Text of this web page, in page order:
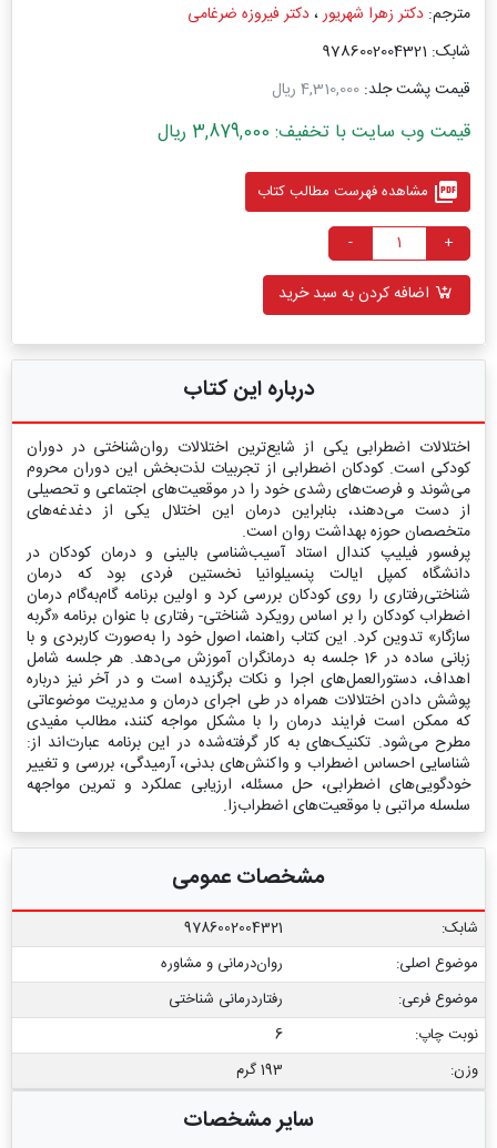
مترجم: دکتر زهرا شهریور،دکتر فیروزه ضرغامی
شابک: 9786002004321
قیمت پشت جلد: 4,310,000 ریال
قیمت وب سایت با تخفیف: 3,879,000 ریال
picture_as_pdf مشاهده فهرست مطالب کتاب
+
-
اضافه کردن به سبد خرید
درباره این کتاب
اختلالات اضطرابی یکی از شایع‌ترین اختلالات روان‌شناختی در دوران
کودکی است. کودکان اضطرابی از تجربیات لذت‌بخش این دوران محروم
می‌شوند و فرصت‌های رشدی خود را در موقعیت‌های اجتماعی و تحصیلی
از دست می‌دهند، بنابراین درمان این اختلال یکی از دغدغه‌های
متخصصان حوزه بهداشت روان است.
پرفسور فیلیپ کندال استاد آسیب‌شناسی بالینی و درمان کودکان در
دانشگاه کمپل ایالت پنسیلوانیا نخستین فردی بود که درمان
شناختی‌رفتاری را روی کودکان بررسی کرد و اولین برنامه گام‌به‌گام درمان
اضطراب کودکان را بر اساس رویکرد شناختی- رفتاری با عنوان برنامه «گربه
سازگار» تدوین کرد. این کتاب راهنما، اصول خود را به‌صورت کاربردی و با
زبانی ساده در 16 جلسه به درمانگران آموزش می‌دهد. هر جلسه شامل
اهداف، دستورالعمل‌های اجرا و نکات برگزیده است و در آخر نیز درباره
پوشش دادن اختلالات همراه در طی اجرای درمان و مدیریت موضوعاتی
که ممکن است فرایند درمان را با مشکل مواجه کنند، مطالب مفیدی
مطرح می‌شود. تکنیک‌های به کار گرفته‌شده در این برنامه عبارت‌اند از:
شناسایی احساس اضطراب و واکنش‌های بدنی، آرمیدگی، بررسی و تغییر
خودگویی‌های اضطرابی، حل مسئله، ارزیابی عملکرد و تمرین مواجهه
سلسله مراتبی با موقعیت‌های اضطراب‌زا.
مشخصات عمومی
شابک:
9786002004321
موضوع اصلی:
روان‌درمانی و مشاوره
موضوع فرعی:
رفتاردرمانی شناختی
نوبت چاپ:
6
وزن:
193 گرم
سایر مشخصات